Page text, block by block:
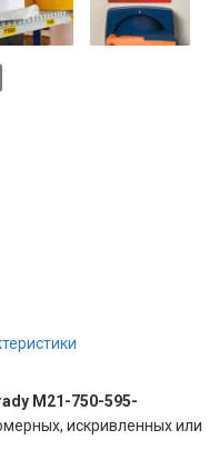
M21-750-595-
искривленных или